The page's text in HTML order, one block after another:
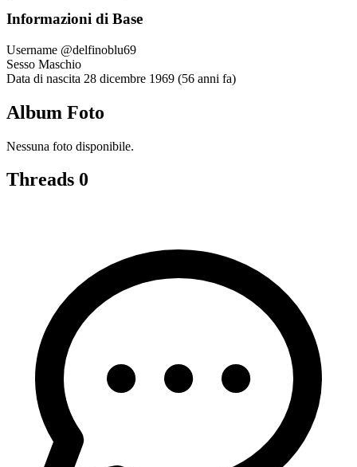
Informazioni di Base
Username @delfinoblu69
Sesso Maschio
Data di nascita 28 dicembre 1969 (56 anni fa)
Album Foto
Nessuna foto disponibile.
Threads 0